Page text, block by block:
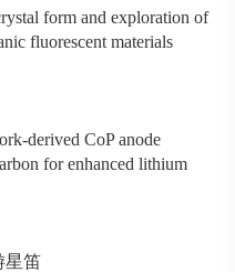
form and exploration of
fluorescent materials
derived CoP anode
for enhanced lithium
星笛